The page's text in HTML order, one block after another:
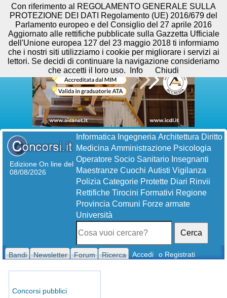
Edizione On line del
08/08/2026
Informatica Ingegneria Architettura Diritto
Medicina Amministrazione Psicologia
Operatore Socio Sanitario Insegnanti
Maestranze Cuochi Autisti Vigilanza
Polizia Categorie Protette Diari Rinvii
Rettifiche Tirocini Formativi Regione
Provincia Comuni Forze armate
Università
Cerca
Bandi Newsletter Forum Ricerca Accedi o Registrati
Concorsi pubblici
Con riferimento al REGOLAMENTO GENERALE SULLA
PROTEZIONE DEI DATI Regolamento (UE) 2016/679 del
Parlamento europeo e del Consiglio del 27 aprile 2016
Aggiornato alle rettifiche pubblicate sulla Gazzetta Ufficiale
dell'Unione europea 127 del 23 maggio 2018 ti informiamo
che i nostri siti utilizziamo i cookie per migliorare i servizi ai
lettori. Se decidi di continuare la navigazione consideriamo
che accetti il loro uso.
Info Chiudi